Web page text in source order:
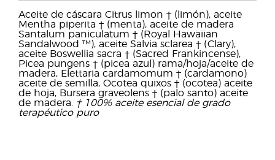
Aceite de cáscara Citrus limon † (limón), aceite
Mentha piperita † (menta), aceite de madera
Santalum paniculatum † (Royal Hawaiian
Sandalwood ™), aceite Salvia sclarea † (Clary),
aceite Boswellia sacra † (Sacred Frankincense),
Picea pungens † (picea azul) rama/hoja/aceite de
madera, Elettaria cardamomum † (cardamono)
aceite de semilla, Ocotea quixos † (ocotea) aceite
de hoja, Bursera graveolens † (palo santo) aceite
de madera.
† 100% aceite esencial de grado
terapéutico puro